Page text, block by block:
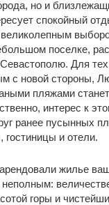
но и
спокойный
великолепным
поселке,
Для
с новой стороны,
пляжами
интерес к
ранее пусынных
гостиницы и отели.
жилье
неполным:
горы и